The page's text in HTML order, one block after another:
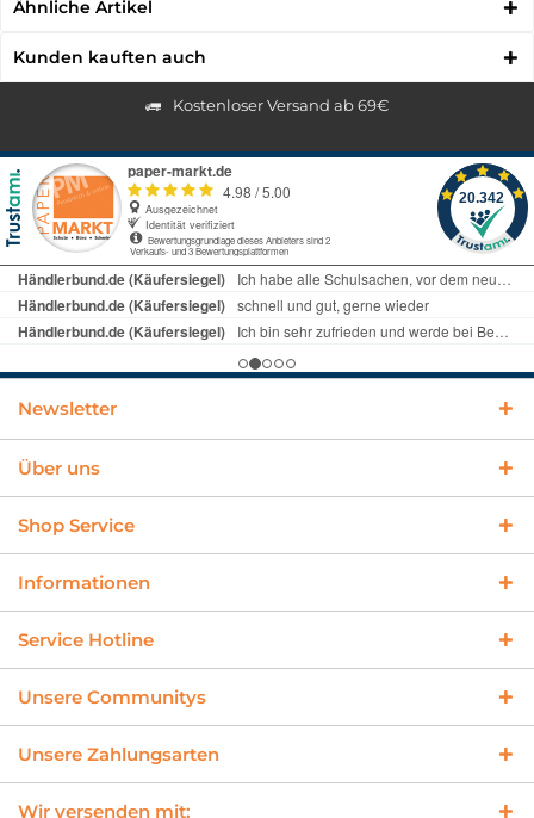
Ähnliche Artikel
Kunden kauften auch
Kostenloser Versand ab 69€
Newsletter
Über uns
Shop Service
Informationen
Service Hotline
Unsere Communitys
Unsere Zahlungsarten
Wir versenden mit: